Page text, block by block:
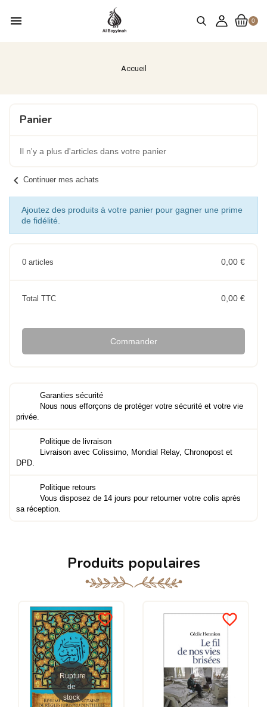
0
menu
Accueil
Panier
Il n'y a plus d'articles dans votre panier
chevron_left Continuer mes achats
Ajoutez des produits à votre panier pour gagner une prime
de fidélité.
0 articles 0,00 €
Total TTC 0,00 €
Commander
Garanties sécurité
Nous nous efforçons de protéger votre sécurité et votre vie
privée.
Politique de livraison
Livraison avec Colissimo, Mondial Relay, Chronopost et
DPD.
Politique retours
Vous disposez de 14 jours pour retourner votre colis après
sa réception.
Produits populaires
favorite_border
Rupture
de
stock
favorite_border